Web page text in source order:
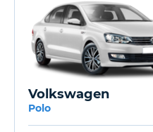
Volkswagen
Polo